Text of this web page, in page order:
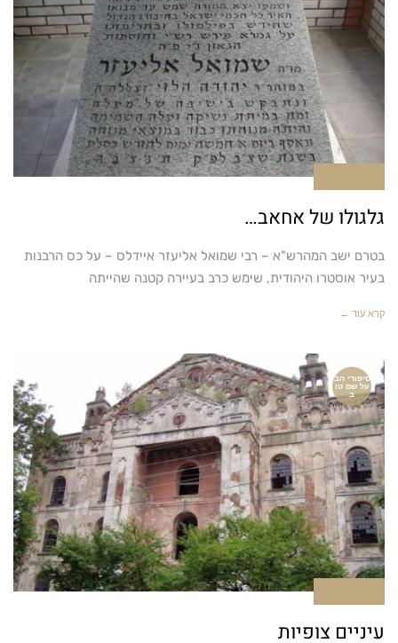
גלגולו של אחאב…
בטרם ישב המהרש"א – רבי שמואל אליעזר איידלס – על כס הרבנות
בעיר אוסטרו היהודית, שימש כרב בעיירה קטנה שהייתה
קרא עוד ←
סיפורי הב
על שם טו
ב
עיניים צופיות